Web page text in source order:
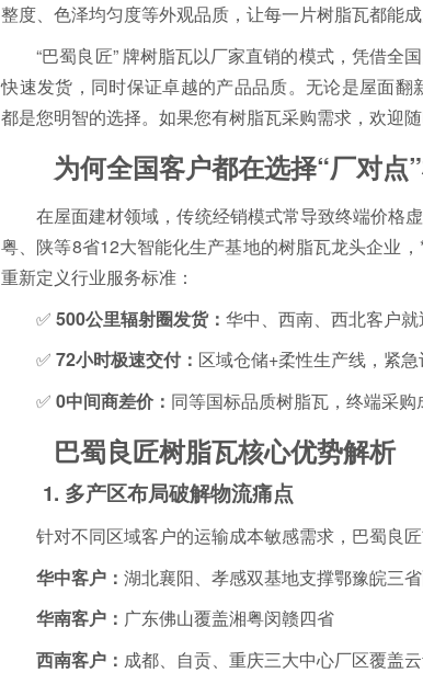
整度、色泽均匀度等外观品质，让每一片树脂瓦都能成
“巴蜀良匠” 牌树脂瓦以厂家直销的模式，凭借全
快速发货，同时保证卓越的产品品质。无论是屋面翻
都是您明智的选择。如果您有树脂瓦采购需求，欢迎
为何全国客户都在选择“厂对点
在屋面建材领域，传统经销模式常导致终端价格
粤、陕等8省12大智能化生产基地的树脂瓦龙头企业
重新定义行业服务标准：
✅ 500公里辐射圈发货：华中、西南、西北客户
✅ 72小时极速交付： 区域仓储+柔性生产线，紧
✅0中间商差价： 同等国标品质树脂瓦，终端采
巴蜀良匠树脂瓦核心优势解析
1. 多产区布局破解物流痛点
针对不同区域客户的运输成本敏感需求，巴蜀良匠
华中客户：湖北襄阳、孝感双基地支撑鄂豫皖三
华南客户： 广东佛山覆盖湘粤闵赣四省
西南客户： 成都、自贡、重庆三大中心厂区覆盖